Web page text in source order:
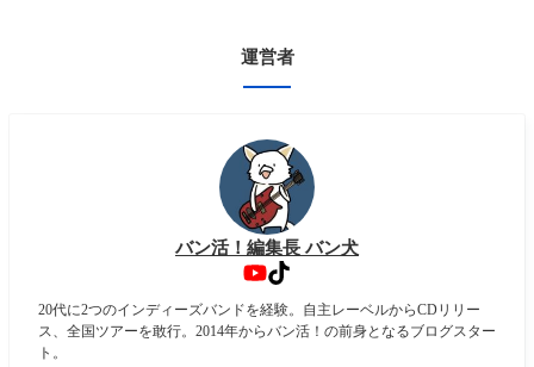
運営者
バン活！編集長 バン犬
20代に2つのインディーズバンドを経験。自主レーベルからCDリリー
ス、全国ツアーを敢行。2014年からバン活！の前身となるブログスター
ト。